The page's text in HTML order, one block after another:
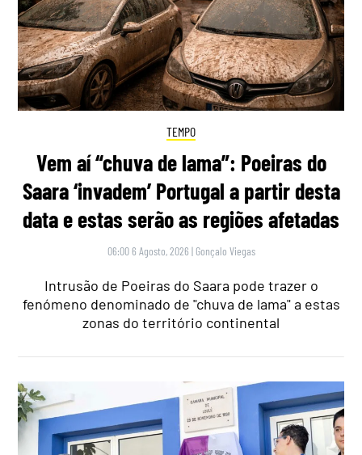
TEMPO
Vem aí “chuva de lama”: Poeiras do
Saara ‘invadem’ Portugal a partir desta
data e estas serão as regiões afetadas
06:00 6 Agosto, 2026 | Gonçalo Viegas
Intrusão de Poeiras do Saara pode trazer o
fenómeno denominado de "chuva de lama" a estas
zonas do território continental